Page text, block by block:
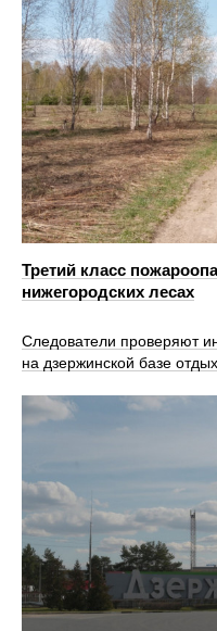
Третий класс
нижегородских лесах
Следователи проверяют
на дзержинской базе